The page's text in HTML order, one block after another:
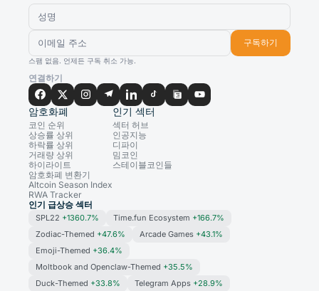
구독하기
스팸 없음. 언제든 구독 취소 가능.
연결하기
암호화폐
코인 순위
상승률 상위
하락률 상위
거래량 상위
하이라이트
암호화폐 변환기
Altcoin Season Index
RWA Tracker
인기 섹터
섹터 허브
인공지능
디파이
밈코인
스테이블코인들
인기 급상승 섹터
SPL22 +1360.7% Time.fun Ecosystem +166.7%
Zodiac-Themed +47.6% Arcade Games +43.1%
Emoji-Themed +36.4%
Moltbook and Openclaw-Themed +35.5%
Duck-Themed +33.8% Telegram Apps +28.9%